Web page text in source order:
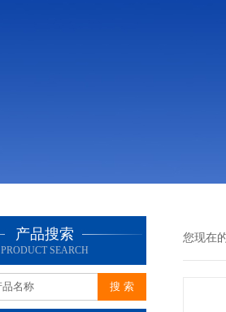
产品搜索
PRODUCT SEARCH
您现在